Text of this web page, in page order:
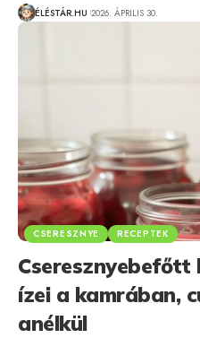
ÉLÉSTÁR.HU 2026. ÁPRILIS 30.
CSERESZNYE RECEPTEK
Cseresznyebefőtt
ízei a kamrában,
anélkül